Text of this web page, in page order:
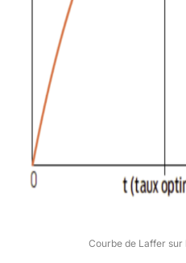
Courbe de Laffer sur